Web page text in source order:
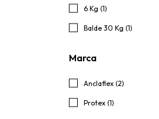
6 Kg (1)
Balde 30 Kg (1)
Marca
Anclaflex (2)
Protex (1)